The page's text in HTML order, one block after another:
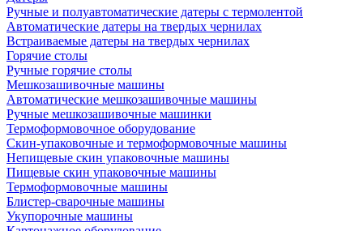
Ручные и полуавтоматические датеры с термолентой
Автоматические датеры на твердых чернилах
Встраиваемые датеры на твердых чернилах
Горячие столы
Ручные горячие столы
Мешкозашивочные машины
Автоматические мешкозашивочные машины
Ручные мешкозашивочные машинки
Термоформовочное оборудование
Скин-упаковочные и термоформовочные машины
Непищевые скин упаковочные машины
Пищевые скин упаковочные машины
Термоформовочные машины
Блистер-сварочные машины
Укупорочные машины